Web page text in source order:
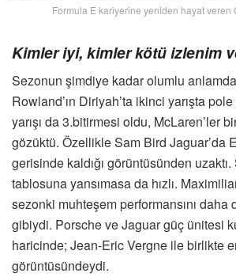
Formula E kariyerine yeniden hayat veren
Kimler iyi, kimler kötü izlenim
Sezonun şimdiye kadar olumlu
Rowland’ın Diriyah’ta ikinci yarışta
yarışı da 3.bitirmesi oldu, McLaren’ler
gözüktü. Özellikle Sam Bird Jaguar’da
gerisinde kaldığı görüntüsünden
tablosuna yansımasa da hızlı.
sezonki muhteşem performansını daha
gibiydi. Porsche ve Jaguar güç ünitesi
haricinde; Jean-Eric Vergne ile birlikte
görüntüsündeydi.